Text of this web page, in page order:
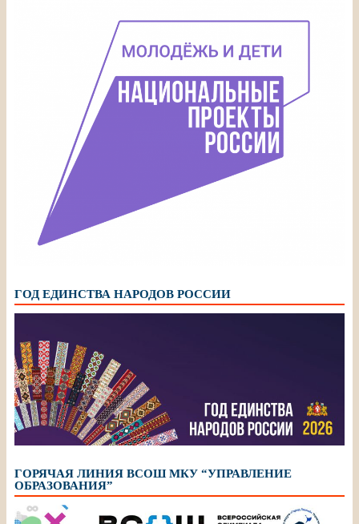
ГОД ЕДИНСТВА НАРОДОВ РОССИИ
ГОРЯЧАЯ ЛИНИЯ ВСОШ МКУ “УПРАВЛЕНИЕ
ОБРАЗОВАНИЯ”